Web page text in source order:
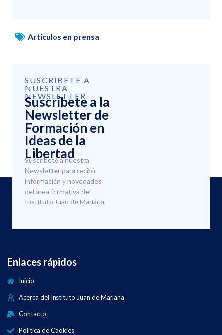
Artículos en prensa
SUSCRÍBETE A
NUESTRA
NEWSLETTER
Suscríbete a la
Newsletter de
Formación en
Ideas de la
Libertad
Suscríbete a nuestra
Newsletter para recibir
información y novedades
del área formativa del
Instituto Juan de Mariana.
Enlaces rápidos
Inicio
Acerca del Instituto Juan de Mariana
Contacto
Política de Cookies